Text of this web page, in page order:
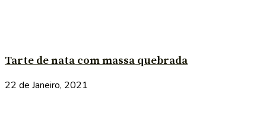
Tarte de nata com massa quebrada
22 de Janeiro, 2021